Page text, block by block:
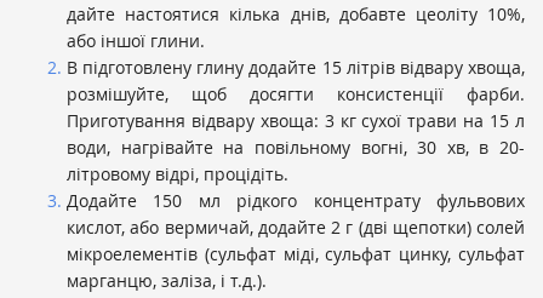
дайте настоятися кілька днів, добавте цеоліту 10%,
або іншої глини.
В підготовлену глину додайте 15 літрів відвару хвоща,
розмішуйте, щоб досягти консистенції фарби.
Приготування відвару хвоща: 3 кг сухої трави на 15 л
води, нагрівайте на повільному вогні, 30 хв, в 20-
літровому відрі, процідіть.
Додайте 150 мл рідкого концентрату фульвових
кислот, або вермичай, додайте 2 г (дві щепотки) солей
мікроелементів (сульфат міді, сульфат цинку, сульфат
марганцю, заліза, і т.д.).